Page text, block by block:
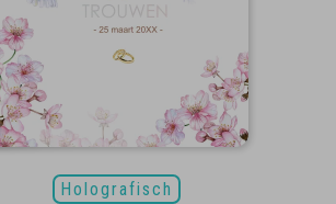
Holografisch